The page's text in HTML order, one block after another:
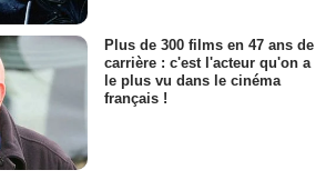
Plus de 300 films en 47 ans de
carrière : c'est l'acteur qu'on a
le plus vu dans le cinéma
français !